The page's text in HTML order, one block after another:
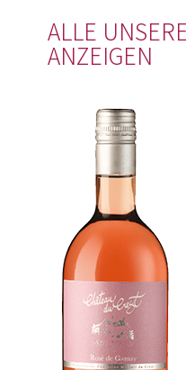
ALLE
ANZEIGEN